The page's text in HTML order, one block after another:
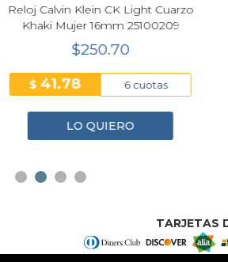
55E
21.5
Reloj Casio G-Shock GM-
Mujer Edición 2025
45.04
TARJETAS